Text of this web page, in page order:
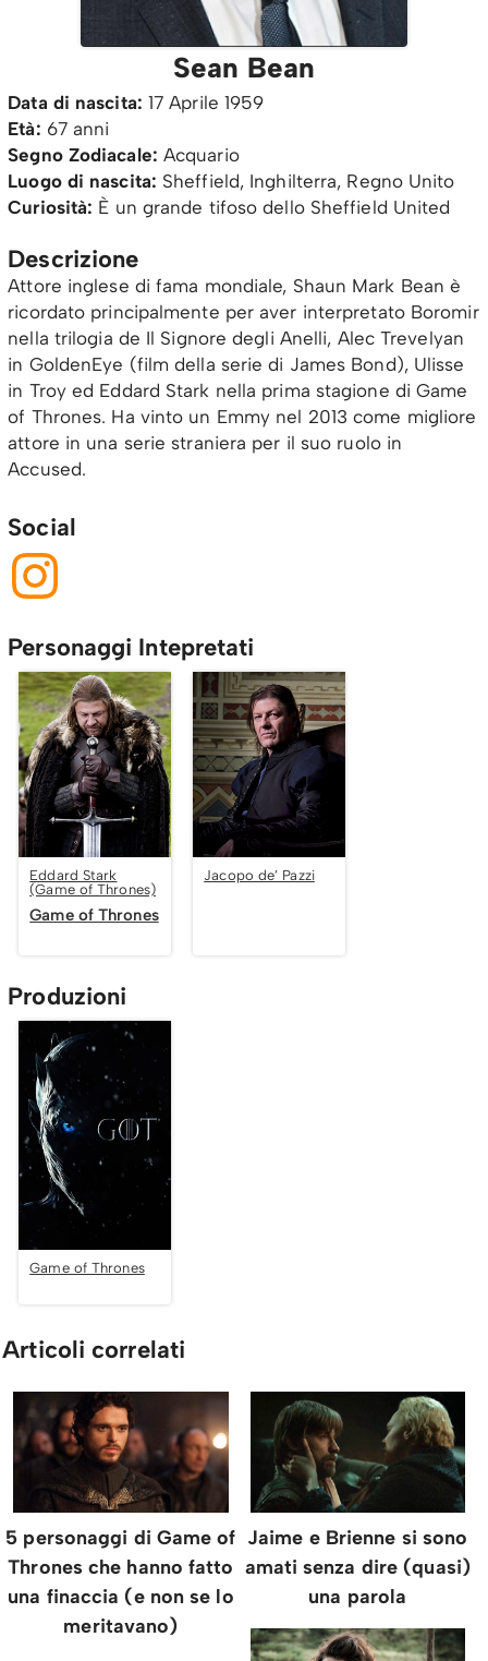
Sean Bean
Data di nascita: 17 Aprile 1959
Età: 67 anni
Segno Zodiacale: Acquario
Luogo di nascita: Sheffield, Inghilterra, Regno Unito
Curiosità: È un grande tifoso dello Sheffield United
Descrizione
Attore inglese di fama mondiale, Shaun Mark Bean è
ricordato principalmente per aver interpretato Boromir
nella trilogia de Il Signore degli Anelli, Alec Trevelyan
in GoldenEye (film della serie di James Bond), Ulisse
in Troy ed Eddard Stark nella prima stagione di Game
of Thrones. Ha vinto un Emmy nel 2013 come migliore
attore in una serie straniera per il suo ruolo in
Accused.
Social
Personaggi Intepretati
Eddard Stark
(Game of Thrones)
Game of Thrones
Jacopo de’ Pazzi
Produzioni
Game of Thrones
Articoli correlati
5 personaggi di Game of
Thrones che hanno fatto
una finaccia (e non se lo
meritavano)
Jaime e Brienne si sono
amati senza dire (quasi)
una parola